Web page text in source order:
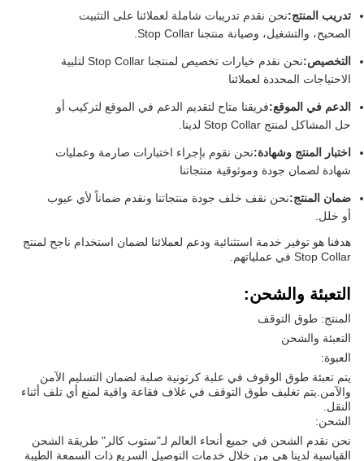
تدريب المنتج:نحن نقدم تدريبات شاملة لعملائنا على التثبيت
الصحيح، والتشغيل، وصيانة منتجنا Stop Collar.
التخصيص:
نحن نقدم خيارات تخصيص لمنتجنا Stop Collar لتلبية
الاحتياجات المحددة لعملائنا
الدعم في الموقع:فريقنا متاح لتقديم الدعم في الموقع لتركيب أو
حل المشاكل لمنتج Stop Collar لدينا.
اختبار المنتج وشهادة:نحن نقوم بإجراء اختبارات صارمة وعمليات
شهادة لضمان جودة وموثوقية منتجاتنا
ضمان المنتج:نحن نقف خلف جودة منتجاتنا ونقدم ضماناً لأي عيوب
أو خلل.
هدفنا هو توفير خدمة استثنائية ودعم لعملائنا لضمان استخدام ناجح لمنتج
Stop Collar في عملياتهم.
التعبئة والشحن:
المنتج: طوق التوقف
التعبئة والشحن
العبوة:
يتم تعبئة طوق الوقوف في علبة كرتونية صلبة لضمان التسليم الآمن
والآمن.يتم تغليف طوق التوقف في غلاف فقاعة واقية لمنع أي تلف أثناء
النقل.
الشحن:
نحن نقدم الشحن في جميع أنحاء العالم لـ"ستوب كالر" طريقة الشحن
القياسية لدينا هي من خلال خدمات التوصيل السريع ذات السمعة الطيبة